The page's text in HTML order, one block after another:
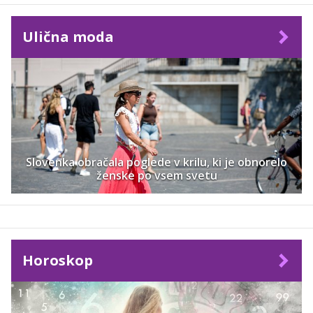
Ulična moda
Slovenka obračala poglede v krilu, ki je obnorelo
ženske po vsem svetu
Horoskop